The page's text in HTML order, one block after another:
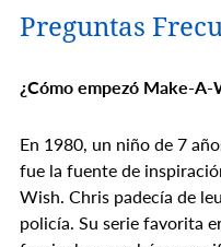
Preguntas
¿Cómo empezó Make-A-
En 1980, un niño de 7
fue la fuente de
Wish. Chris padecía de
policía. Su serie favorita